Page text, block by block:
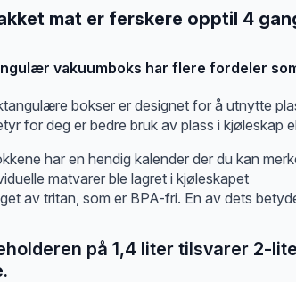
mat er ferskere opptil 4
vakuumboks har flere fordeler
bokser er designet for å utnytte
for deg er bedre bruk av plass i kjøleskap
har en hendig kalender der du kan
matvarer ble lagret i kjøleskapet
av tritan, som er BPA-fri. En av dets
på 1,4 liter tilsvarer 2-